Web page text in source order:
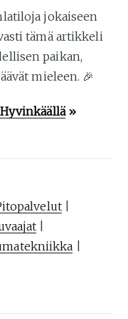
jokaiseen
tämä artikkeli
paikan,
mieleen. 🎉
»
|